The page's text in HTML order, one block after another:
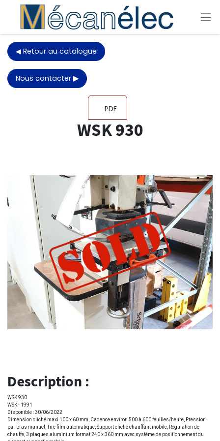
Se rendre au contenu
◀ Retour au catalogue
Nous contacter ▶
PDF
WSK 930
Description :
WSK 930
WSK - 1991
Disponible : 30/06/2022
Dimension cliché maxi 100 x 60 mm, Cadence environ 500 à 600 feuilles/heure, Pression
par bras manuel, Tire film automatique, Support cliché chauffant mobile, Régulation de
chauffe, 3 plaques aluminium format 240 x 360 mm avec système de positionnement du